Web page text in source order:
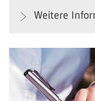
Weitere